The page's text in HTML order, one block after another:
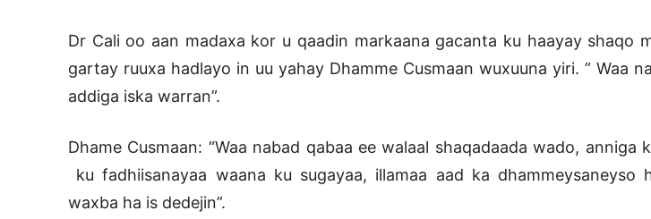
Dr Cali oo aan madaxa kor u qaadin markaana gacanta ku haayay shaqo
gartay ruuxa hadlayo in uu yahay Dhamme Cusmaan wuxuuna yiri. ” Waa
addiga iska warran”.
Dhame Cusmaan: “Waa nabad qabaa ee walaal shaqadaada wado, anniga
ku fadhiisanayaa waana ku sugayaa, illamaa aad ka dhammeysaneyso
waxba ha is dedejin”.